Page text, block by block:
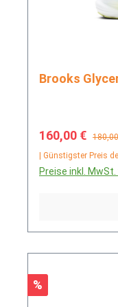
Brooks
Verkaufspreis:
160,00 €
| Günstigster Preis
Preise inkl.
Rabatt
%